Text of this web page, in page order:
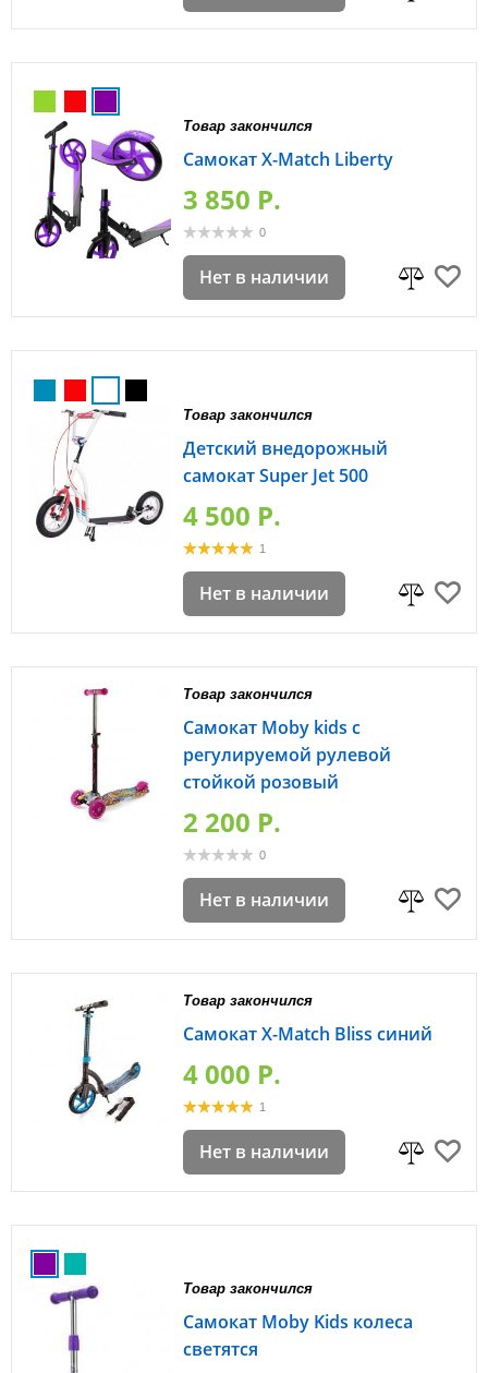
Товар закончился
Самокат X-Match Liberty
3 850 P.
0
Нет в наличии
Товар закончился
Детский внедорожный
самокат Super Jet 500
4 500 P.
1
Нет в наличии
Товар закончился
Самокат Moby kids с
регулируемой рулевой
стойкой розовый
2 200 P.
0
Нет в наличии
Товар закончился
Самокат X-Match Bliss синий
4 000 P.
1
Нет в наличии
Товар закончился
Самокат Moby Kids колеса
светятся